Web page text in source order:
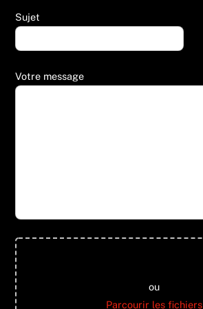
Sujet
Votre message
ou
Parcourir les fichiers